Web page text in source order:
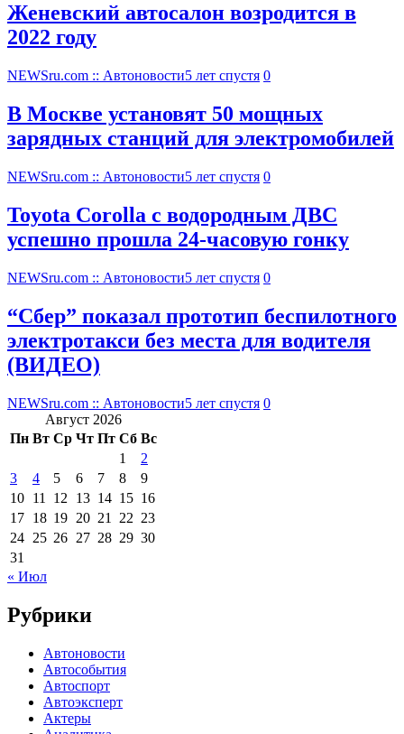
Женевский автосалон возродится в
2022 году
NEWSru.com :: Автоновости5 лет спустя 0
В Москве установят 50 мощных
зарядных станций для электромобилей
NEWSru.com :: Автоновости5 лет спустя 0
Toyota Corolla с водородным ДВС
успешно прошла 24-часовую гонку
NEWSru.com :: Автоновости5 лет спустя 0
“Сбер” показал прототип беспилотного
электротакси без места для водителя
(ВИДЕО)
NEWSru.com :: Автоновости5 лет спустя 0
Август 2026
Пн Вт Ср Чт Пт Сб Вс
1
2
3
4 5 6 7 8
9
10 11 12 13 14 15 16
17 18 19 20 21 22 23
24 25 26 27 28 29 30
31
« Июл
Рубрики
Автоновости
Автособытия
Автоспорт
Автоэксперт
Актеры